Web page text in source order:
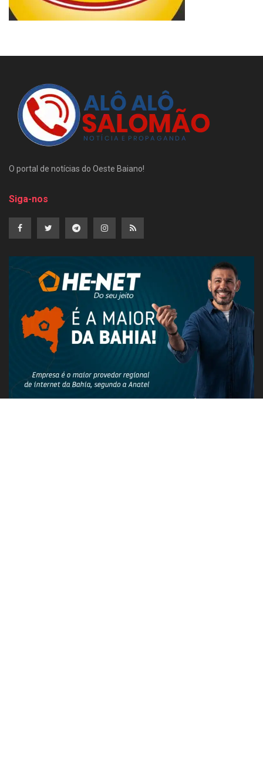
O portal de notícias do Oeste Baiano!
Siga-nos